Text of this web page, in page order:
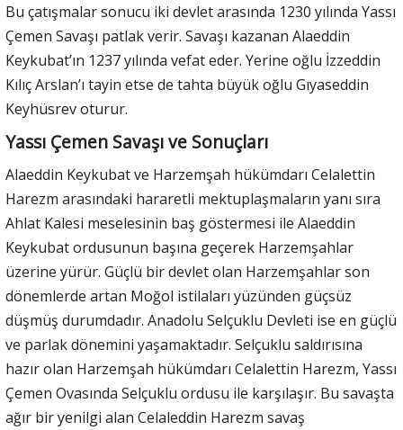
Bu çatışmalar sonucu iki devlet arasında 1230 yılında Yassı
Çemen Savaşı patlak verir. Savaşı kazanan Alaeddin
Keykubat’ın 1237 yılında vefat eder. Yerine oğlu İzzeddin
Kılıç Arslan’ı tayin etse de tahta büyük oğlu Gıyaseddin
Keyhüsrev oturur.
Yassı Çemen Savaşı ve Sonuçları
Alaeddin Keykubat ve Harzemşah hükümdarı Celalettin
Harezm arasındaki hararetli mektuplaşmaların yanı sıra
Ahlat Kalesi meselesinin baş göstermesi ile Alaeddin
Keykubat ordusunun başına geçerek Harzemşahlar
üzerine yürür. Güçlü bir devlet olan Harzemşahlar son
dönemlerde artan Moğol istilaları yüzünden güçsüz
düşmüş durumdadır. Anadolu Selçuklu Devleti ise en güçlü
ve parlak dönemini yaşamaktadır. Selçuklu saldırısına
hazır olan Harzemşah hükümdarı Celalettin Harezm, Yassı
Çemen Ovasında Selçuklu ordusu ile karşılaşır. Bu savaşta
ağır bir yenilgi alan Celaleddin Harezm savaş